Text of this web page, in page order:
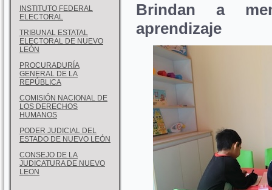
INSTITUTO FEDERAL
ELECTORAL
TRIBUNAL ESTATAL
ELECTORAL DE NUEVO
LEÓN
PROCURADURÍA
GENERAL DE LA
REPÚBLICA
COMISIÓN NACIONAL DE
LOS DERECHOS
HUMANOS
PODER JUDICIAL DEL
ESTADO DE NUEVO LEÓN
CONSEJO DE LA
JUDICATURA DE NUEVO
LEON
Brindan a
aprendizaje